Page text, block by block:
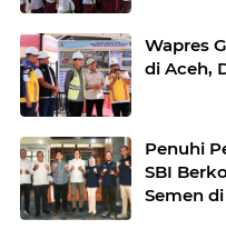
Wapres
di Aceh,
Penuhi
SBI
Semen